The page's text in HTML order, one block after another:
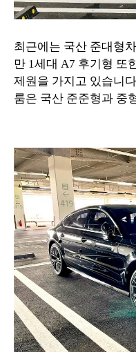
최근에는 국산 준대형
만 1세대 A7 후기형 또
제원을 가지고 있습니
룸은 국산 준준형과 중